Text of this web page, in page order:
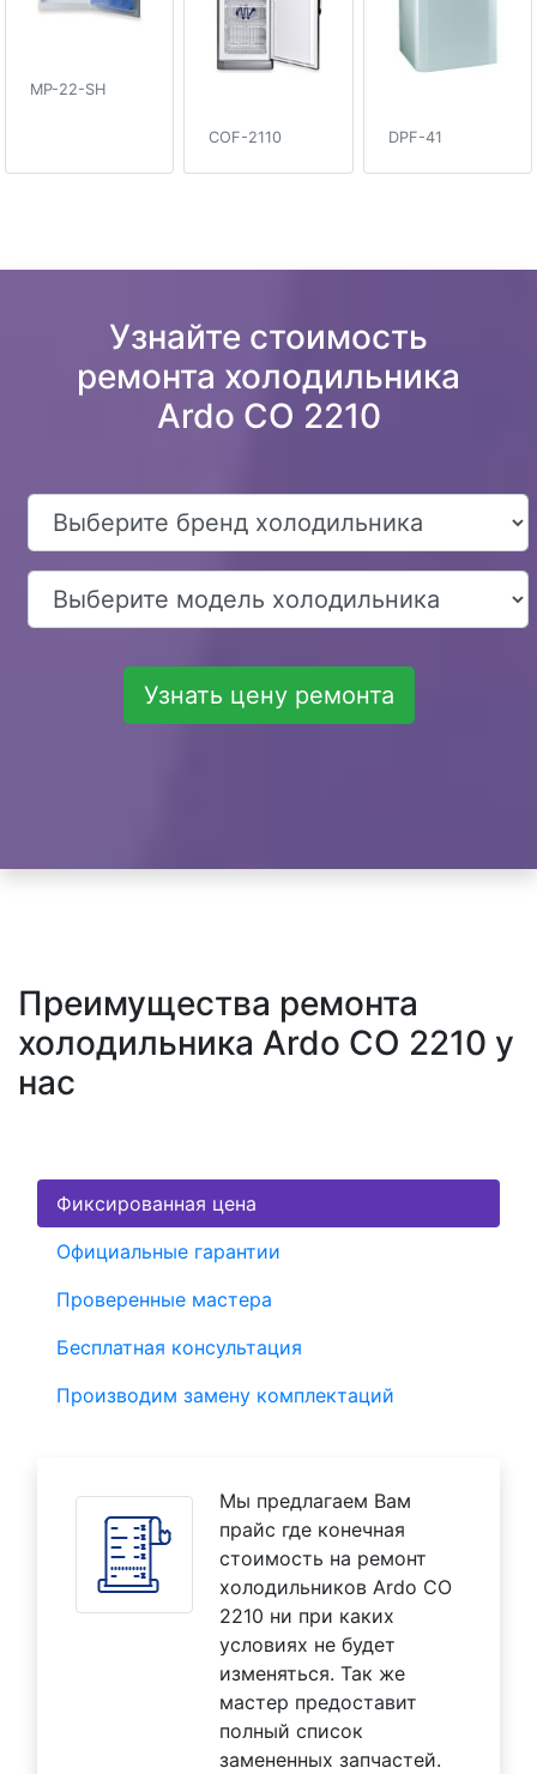
MP-22-SH
COF-2110 DPF-41
Узнайте стоимость
ремонта холодильника
Ardo CO 2210
Узнать цену ремонта
Преимущества ремонта
холодильника Ardo CO 2210 у
нас
Фиксированная цена
Официальные гарантии
Проверенные мастера
Бесплатная консультация
Производим замену комплектаций
Мы предлагаем Вам
прайс где конечная
стоимость на ремонт
холодильников Ardo CO
2210 ни при каких
условиях не будет
изменяться. Так же
мастер предоставит
полный список
замененных запчастей.